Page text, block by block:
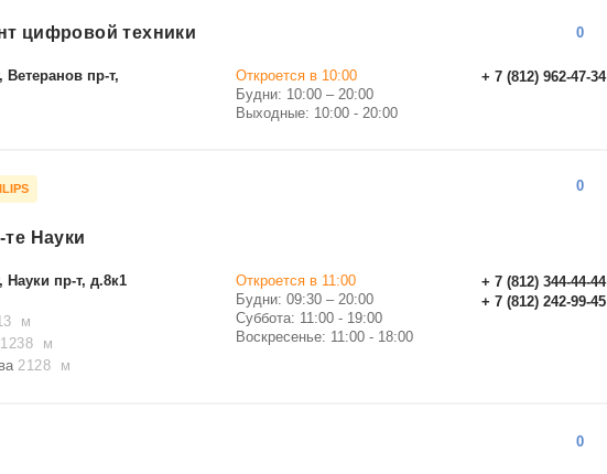
цифровой техники 0
Ветеранов пр-т,
+ 7 (812) 962-47-34
Откроется в 10:00
Будни: 10:00 – 20:00
Выходные: 10:00 - 20:00
Науки
0
Науки пр-т, д.8к1
м
1238 м
2128 м
+ 7 (812) 344-44-44
+ 7 (812) 242-99-45
Откроется в 11:00
Будни: 09:30 – 20:00
Суббота: 11:00 - 19:00
Воскресенье: 11:00 - 18:00
0